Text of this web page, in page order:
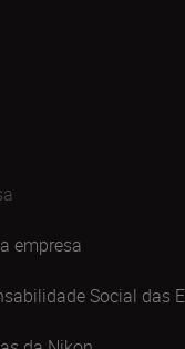
empresa
Social das